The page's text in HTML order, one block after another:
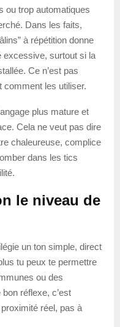
ou trop automatiques
Dans les faits,
à répétition donne
excessive, surtout si la
Ce n’est pas
comment les utiliser.
plus mature et
Cela ne veut pas dire
chaleureuse, complice
dans les tics
le niveau de
un ton simple, direct
tu peux te permettre
ou des
réflexe, c’est
réel, pas à